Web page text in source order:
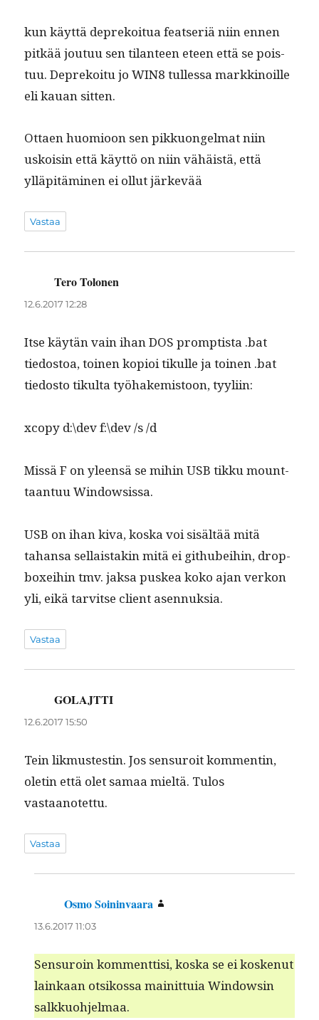
kun käyt­tä deprekoitua feat­ser­iä niin ennen
pitkää joutuu sen tilanteen eteen että se pois­
tuu. Deprekoitu jo WIN8 tul­lessa markki­noille
eli kauan sitten.
Ottaen huomioon sen pikkuon­gel­mat niin
uskoisin että käyt­tö on niin vähäistä, että
ylläpitämi­nen ei ollut järkevää
Vastaa
Tero Tolonen
12.6.2017 12:28
Itse käytän vain ihan DOS promp­tista .bat
tiedos­toa, toinen kopi­oi tikulle ja toinen .bat
tiedos­to tikul­ta työhakemis­toon, tyyliin:
xcopy d:\dev f:\dev /s /d
Mis­sä F on yleen­sä se mihin USB tikku mount­
taan­tuu Windowsissa.
USB on ihan kiva, kos­ka voi sisältää mitä
tahansa sel­l­ais­takin mitä ei githubei­hin, drop­
box­ei­hin tmv. jak­sa puskea koko ajan verkon
yli, eikä tarvitse client asennuksia.
Vastaa
GOLAJTTI
12.6.2017 15:50
Tein lik­mustestin. Jos sen­suroit kom­mentin,
oletin että olet samaa mieltä. Tulos
vastaanotettu.
Vastaa
Osmo Soininvaara
13.6.2017 11:03
Sen­suroin kom­ment­tisi, kos­ka se ei koskenut
lainkaan otsikos­sa mainit­tuia Win­dowsin
salkkuohjelmaa.